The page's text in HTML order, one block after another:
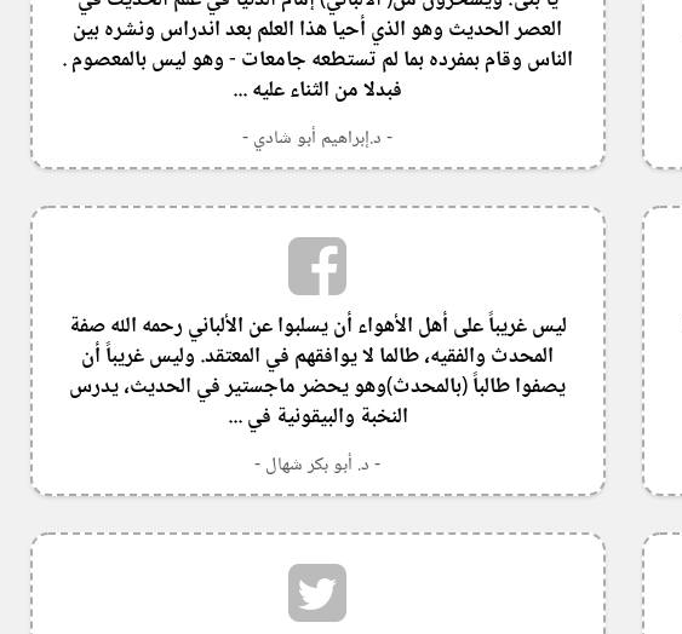
العصر الحديث وهو الذي أحيا هذا العلم بعد اندراس ونشره بين
الناس وقام بمفرده بما لم تستطعه جامعات - وهو ليس بالمعصوم .
فبدلا من الثناء عليه ...
- د.إبراهيم أبو شادي -
ليس غريباً على أهل الأهواء أن يسلبوا عن الألباني رحمه الله صفة
المحدث والفقيه، طالما لا يوافقهم في المعتقد. وليس غريباً أن
يصفوا طالباً (بالمحدث)وهو يحضر ماجستير في الحديث، يدرس
النخبة والبيقونية في ...
- د. أبو بكر شهال -